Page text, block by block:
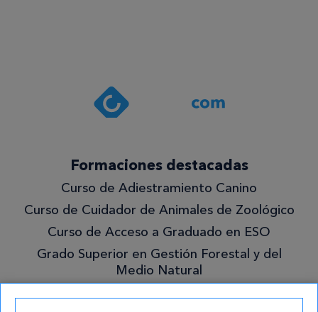
política de
privacidad .*
¡Quiero
mejor!
Formaciones destacadas
Curso de Adiestramiento Canino
Curso de Cuidador de Animales de Zoológico
Curso de Acceso a Graduado en ESO
Grado Superior en Gestión Forestal y del
Medio Natural